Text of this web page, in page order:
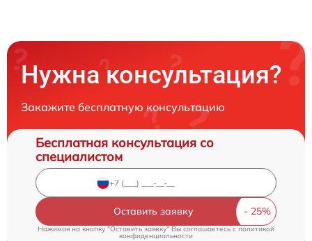
Нужна консультация?
Закажите бесплатную консультацию
Бесплатная консультация со
специалистом
Оставить заявку
Нажимая на кнопку "Оставить заявку" Вы соглашаетесь cполитикой
конфиденциальности